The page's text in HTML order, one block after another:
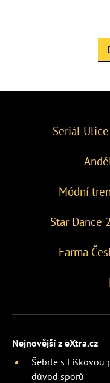
Seriál Ulice
Módní
Star Dance
Farma
Nejnovější z eXtra.cz
Šebrle s Liškovou
důvod sporů